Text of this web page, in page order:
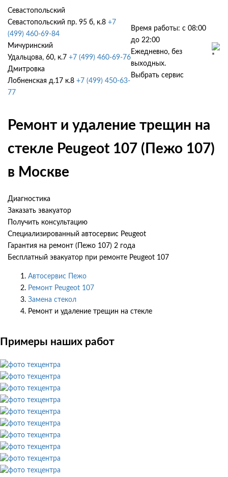
Севастопольский
Севастопольский пр. 95 б, к.8 +7
(499) 460-69-84
Мичуринский
Удальцова, 60, к.7 +7 (499) 460-69-76
Дмитровка
Лобненская д.17 к.8 +7 (499) 450-63-
77
Время работы: с 08:00
до 22:00
Ежедневно, без
выходных.
Выбрать сервис
Ремонт и удаление трещин на
стекле Peugeot 107 (Пежо 107)
в Москве
Диагностика
Заказать эвакуатор
Получить консультацию
Специализированный автосервис Peugeot
Гарантия на ремонт (Пежо 107) 2 года
Бесплатный эвакуатор при ремонте Peugeot 107
Автосервис Пежо
Ремонт Peugeot 107
Замена стекол
Ремонт и удаление трещин на стекле
Примеры наших работ